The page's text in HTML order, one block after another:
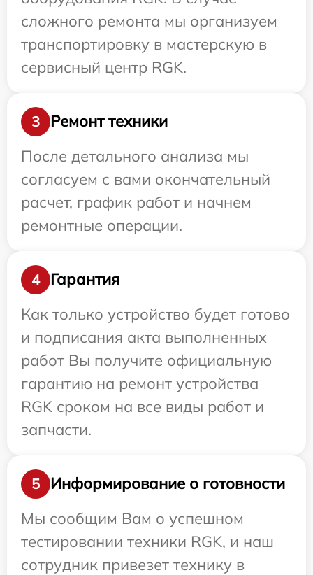
сложного ремонта мы организуем
транспортировку в мастерскую в
сервисный центр RGK.
3
Ремонт техники
После детального анализа мы
согласуем с вами окончательный
расчет, график работ и начнем
ремонтные операции.
4
Гарантия
Как только устройство будет готово
и подписания акта выполненных
работ Вы получите официальную
гарантию на ремонт устройства
RGK сроком на все виды работ и
запчасти.
5
Информирование о готовности
Мы сообщим Вам о успешном
тестировании техники RGK, и наш
сотрудник привезет технику в